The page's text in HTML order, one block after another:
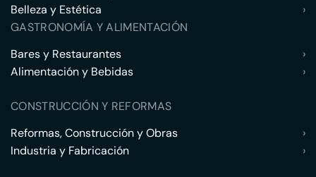
Belleza y Estética
›
GASTRONOMÍA Y ALIMENTACIÓN
Bares y Restaurantes
›
Alimentación y Bebidas
›
CONSTRUCCIÓN Y REFORMAS
Reformas, Construcción y Obras
›
Industria y Fabricación
›